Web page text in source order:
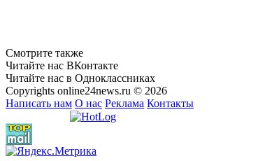
Смотрите также
Читайте нас ВКонтакте
Читайте нас в Одноклассниках
Copyrights online24news.ru © 2026
Написать нам О нас Реклама Контакты